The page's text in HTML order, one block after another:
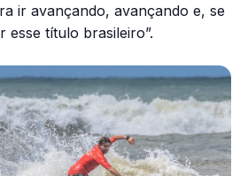
ir avançando, avançando e, se
esse título brasileiro”.